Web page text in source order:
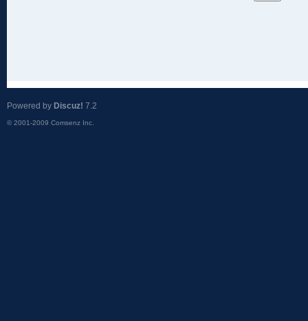
Powered by Discuz! 7.2
© 2001-2009 Comsenz Inc.